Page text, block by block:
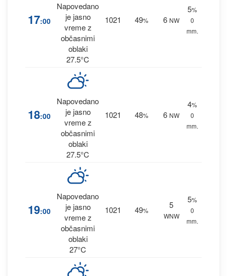
17:00
Napovedano
je jasno
vreme z
občasnimi
oblaki
27.5°C
1021 49% 6 NW
5%
0
mm.
18:00
Napovedano
je jasno
vreme z
občasnimi
oblaki
27.5°C
1021 48% 6 NW
4%
0
mm.
19:00
Napovedano
je jasno
vreme z
občasnimi
oblaki
27°C
1021 49%
5
WNW
5%
0
mm.